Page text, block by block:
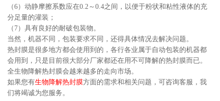
（6）动静摩擦系数应在0.2～0.4之间，以便于粉状和粘性液体的充
分足量的灌装；
（7）具有良好的耐破包装物。
当然，机器不同，包装要求不同，还得具体情况去解决问题。
热封膜是很多地方都会使用到的，各行各业属于自动包装的机器都
会用到，只是目前很大部分厂家都还在用不可降解的热封膜而已。
全生物降解热封膜会越来越多的走向市场。
如果您有生物降解热封膜方面的需求和相关问题，可咨询客服，我
们将竭诚为您服务。